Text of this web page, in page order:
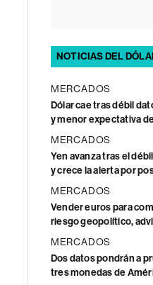
NOTICIAS DEL
MERCADOS
Dólar cae tras débil
y menor expectativa
MERCADOS
Yen avanza tras el
y crece la alerta por
MERCADOS
Vender euros para
riesgo geopolítico,
MERCADOS
Dos datos pondrán a
tres monedas de